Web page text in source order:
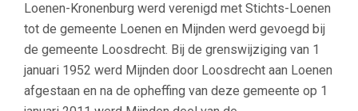
Loenen-Kronenburg werd verenigd met Stichts-Loenen
tot de gemeente Loenen en Mijnden werd gevoegd bij
de gemeente Loosdrecht. Bij de grenswijziging van 1
januari 1952 werd Mijnden door Loosdrecht aan Loenen
afgestaan en na de opheffing van deze gemeente op 1